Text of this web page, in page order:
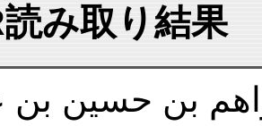
み取り結果
بن حسين